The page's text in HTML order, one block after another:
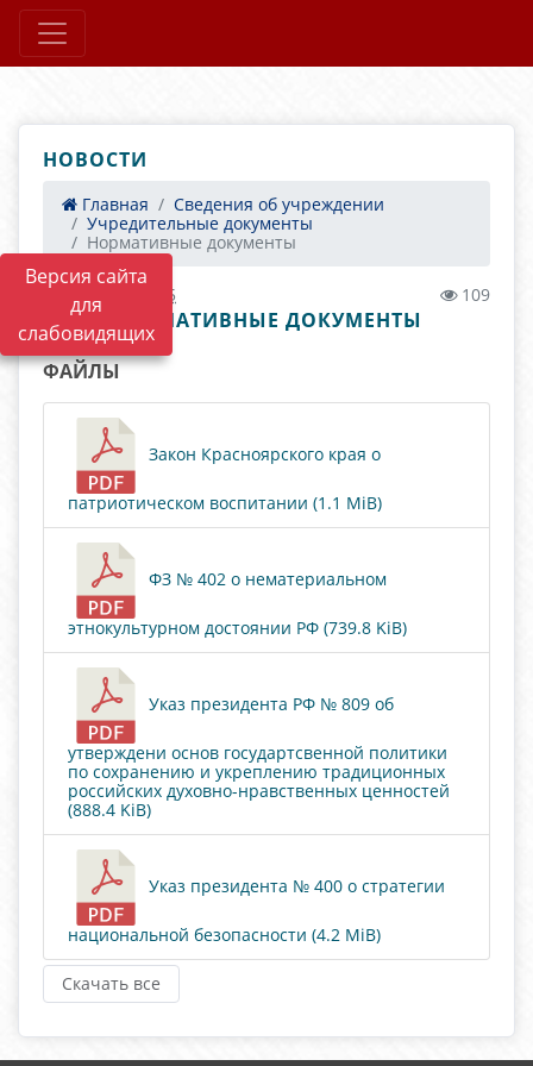
Версия сайта
для
слабовидящих
НОВОСТИ
Главная
Сведения об учреждении
Учредительные документы
Нормативные документы
13.01.2023 09:15 109
НОРМАТИВНЫЕ ДОКУМЕНТЫ
ФАЙЛЫ
Закон Красноярского края о
патриотическом воспитании (1.1 MiB)
ФЗ № 402 о нематериальном
этнокультурном достоянии РФ (739.8 KiB)
Указ президента РФ № 809 об
утверждени основ государтсвенной политики
по сохранению и укреплению традиционных
российских духовно-нравственных ценностей
(888.4 KiB)
Указ президента № 400 о стратегии
национальной безопасности (4.2 MiB)
Скачать все